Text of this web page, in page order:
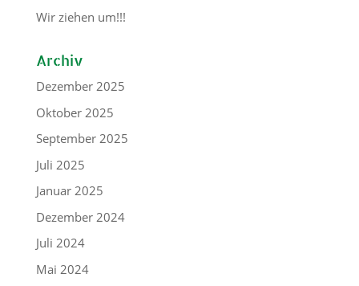
Wir ziehen um!!!
Archiv
Dezember 2025
Oktober 2025
September 2025
Juli 2025
Januar 2025
Dezember 2024
Juli 2024
Mai 2024